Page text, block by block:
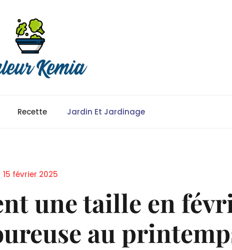
Recette Jardin Et Jardinage
Posted
15 février 2025
une taille en
au